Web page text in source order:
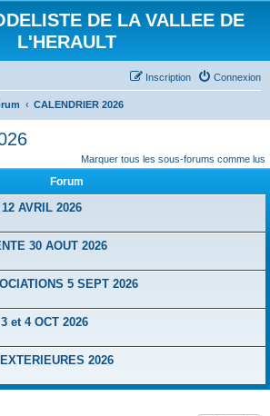
DE LA VALLEE DE
L'HERAULT
Connexion
Inscription
CALENDRIER 2026
Marquer tous les sous-forums comme lus
Forum
AVRIL 2026
30 AOUT 2026
5 SEPT 2026
et 4 OCT 2026
2026